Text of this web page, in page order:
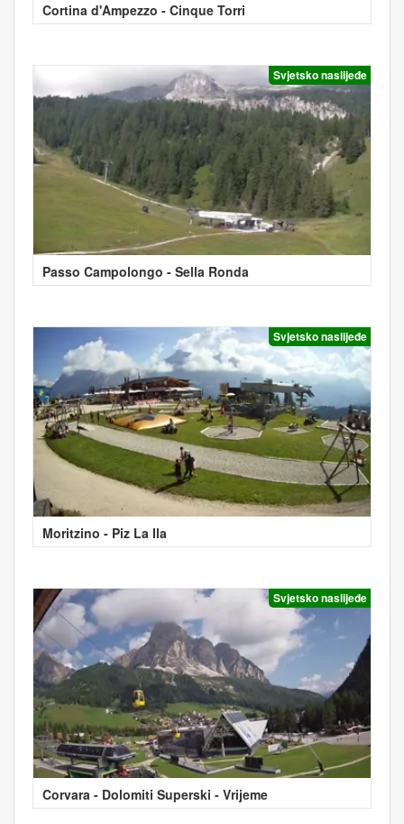
Cortina d'Ampezzo - Cinque Torri
Svjetsko naslijeđe
Passo Campolongo - Sella Ronda
Svjetsko naslijeđe
Moritzino - Piz La Ila
Svjetsko naslijeđe
Corvara - Dolomiti Superski - Vrijeme